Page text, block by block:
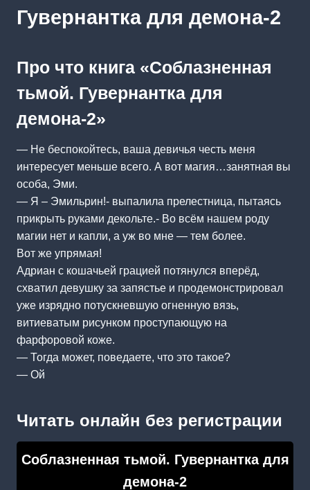
Гувернантка для демона-2
Про что книга «Соблазненная
тьмой. Гувернантка для
демона-2»
— Не беспокойтесь, ваша девичья честь меня
интересует меньше всего. А вот магия…занятная вы
особа, Эми.
— Я – Эмильрин!- выпалила прелестница, пытаясь
прикрыть руками декольте.- Во всём нашем роду
магии нет и капли, а уж во мне — тем более.
Вот же упрямая!
Адриан с кошачьей грацией потянулся вперёд,
схватил девушку за запястье и продемонстрировал
уже изрядно потускневшую огненную вязь,
витиеватым рисунком проступающую на
фарфоровой коже.
— Тогда может, поведаете, что это такое?
— Ой
Читать онлайн без регистрации
Соблазненная тьмой. Гувернантка для
демона-2